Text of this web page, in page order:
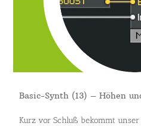
Basic-Synth (13) – Höhen
Kurz vor Schluß bekommt unser